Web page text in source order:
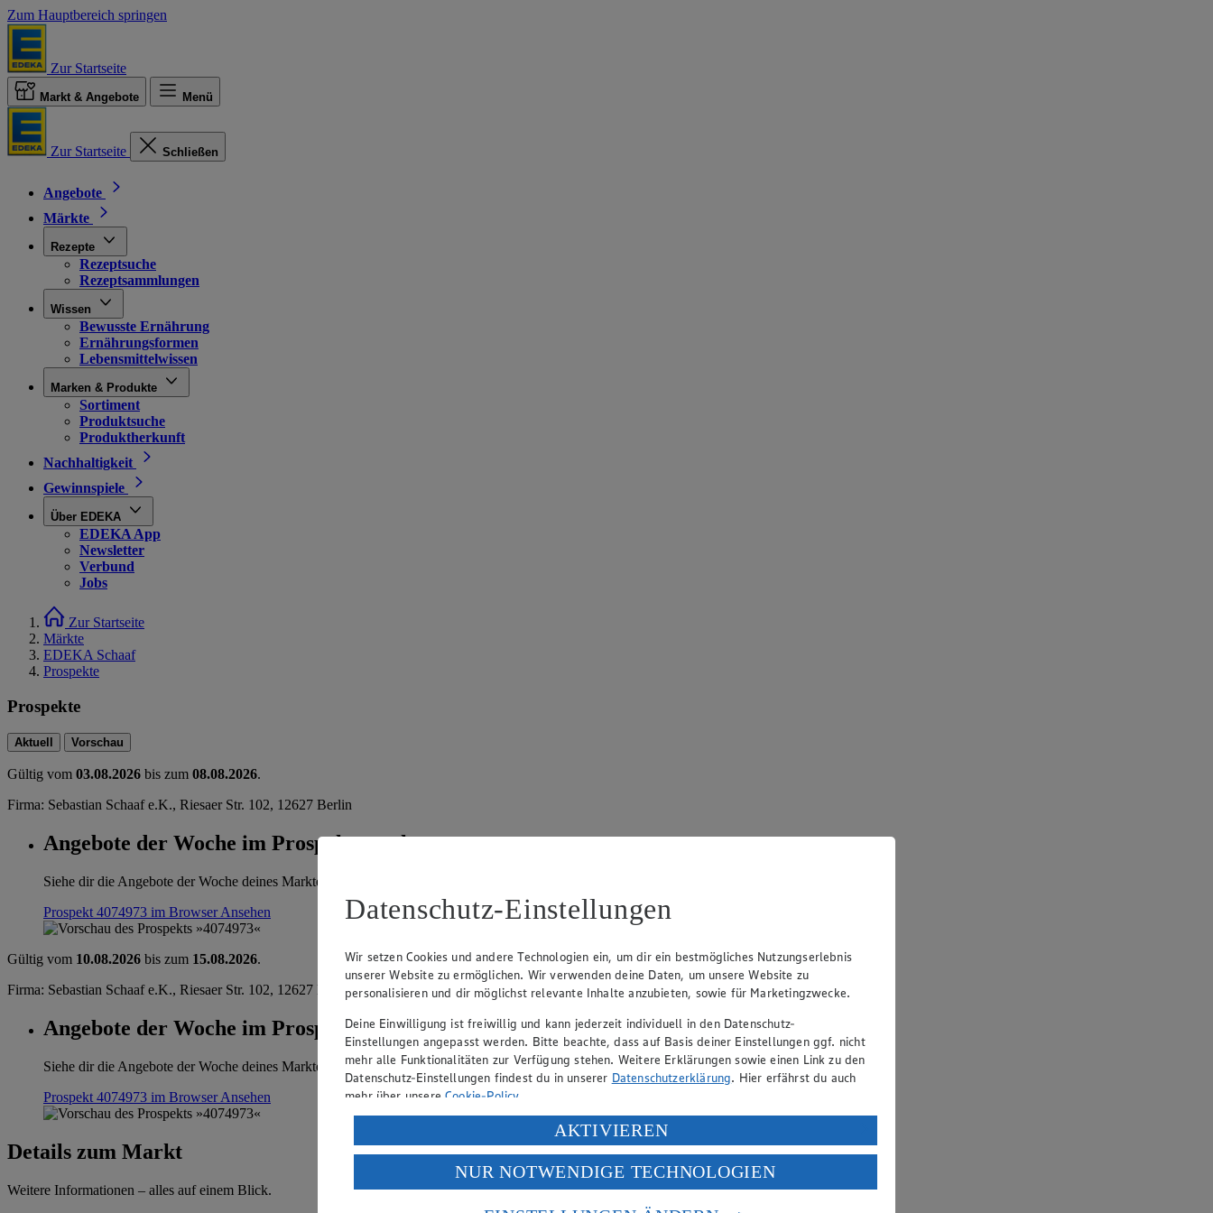
Zum Hauptbereich springen
Zur Startseite
Markt & Angebote Menü
Zur Startseite Schließen
Angebote
Märkte
Rezepte
Rezeptsuche
Rezeptsammlungen
Wissen
Bewusste Ernährung
Ernährungsformen
Lebensmittelwissen
Marken & Produkte
Sortiment
Produktsuche
Produktherkunft
Nachhaltigkeit
Gewinnspiele
Über EDEKA
EDEKA App
Newsletter
Verbund
Jobs
Zur Startseite
Märkte
EDEKA Schaaf
Prospekte
Prospekte
Aktuell Vorschau
Gültig vom 03.08.2026 bis zum 08.08.2026.
Firma: Sebastian Schaaf e.K., Riesaer Str. 102, 12627 Berlin
Angebote der Woche im Prospekt ansehen
Siehe dir die Angebote der Woche deines Marktes im digitalen Blätterkatalog an.
Prospekt 4074973 im BrowserAnsehen
Gültig vom 10.08.2026 bis zum 15.08.2026.
Firma: Sebastian Schaaf e.K., Riesaer Str. 102, 12627 Berlin
Angebote der Woche im Prospekt ansehen
Siehe dir die Angebote der Woche deines Marktes im digitalen Blätterkatalog an.
Prospekt 4074973 im BrowserAnsehen
Details zum Markt
Weitere Informationen – alles auf einem Blick.
Datenschutz-Einstellungen
Wir setzen Cookies und andere Technologien ein, um dir ein bestmögliches Nutzungserlebnis
unserer Website zu ermöglichen. Wir verwenden deine Daten, um unsere Website zu
personalisieren und dir möglichst relevante Inhalte anzubieten, sowie für Marketingzwecke.
Deine Einwilligung ist freiwillig und kann jederzeit individuell in den Datenschutz-
Einstellungen angepasst werden. Bitte beachte, dass auf Basis deiner Einstellungen ggf. nicht
mehr alle Funktionalitäten zur Verfügung stehen. Weitere Erklärungen sowie einen Link zu den
Datenschutz-Einstellungen findest du in unserer Datenschutzerklärung. Hier erfährst du auch
mehr über unsereCookie-Policy.
Verarbeitung deiner personenbezogenen Daten in den USA durch Facebook und YouTube:
Wenn du auf „Aktivieren“ klickst, willigst du im Sinne des Art. 49 Abs. 1 Satz 1 lit. a) DSGVO
ein, dass deine Daten in den USA verarbeitet werden. Der EuGH sieht die USA als Land mit
einem nach europäischen Standards nicht angemessenen Datenschutzniveau an. Es besteht das
AKTIVIEREN
NUR NOTWENDIGE TECHNOLOGIEN